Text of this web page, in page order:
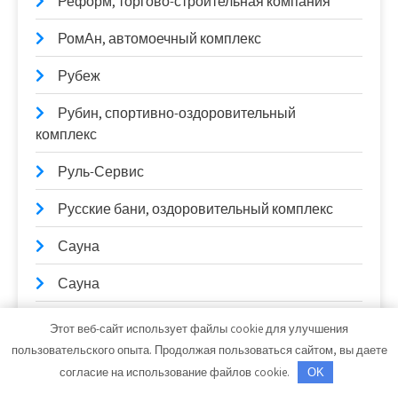
РомАн, автомоечный комплекс
Рубеж
Рубин, спортивно-оздоровительный
комплекс
Руль-Сервис
Русские бани, оздоровительный комплекс
Сауна
Сауна
Сауна, Сауна
Сауна, Сауна
Этот веб-сайт использует файлы cookie для улучшения
пользовательского опыта. Продолжая пользоваться сайтом, вы даете
согласие на использование файлов cookie.
OK